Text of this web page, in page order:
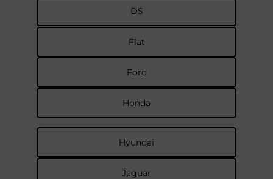
DS
Fiat
Ford
Honda
Hyundai
Jaguar